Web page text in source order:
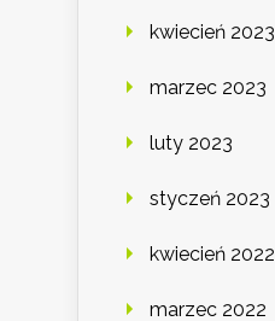
kwiecień 2023
marzec 2023
luty 2023
styczeń 2023
kwiecień 2022
marzec 2022